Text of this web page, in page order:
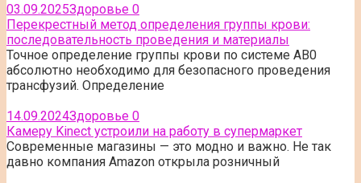
03.09.2025Здоровье 0
Перекрестный метод определения группы крови:
последовательность проведения и материалы
Точное определение группы крови по системе AB0
абсолютно необходимо для безопасного проведения
трансфузий. Определение
14.09.2024Здоровье 0
Камеру Kinect устроили на работу в супермаркет
Современные магазины — это модно и важно. Не так
давно компания Amazon открыла розничный